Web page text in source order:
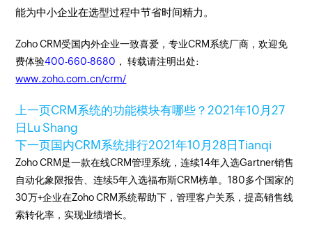
能为中小企业在选型过程中节省时间精力。
Zoho CRM受国内外企业一致喜爱，专业CRM系统厂商，欢迎免
费体验400-660-8680 ， 转载请注明出处:
www.zoho.com.cn/crm/
上一页CRM系统的功能模块有哪些？2021年10月27
日 Lu Shang
下一页国内CRM系统排行2021年10月28日Tianqi
Zoho CRM是一款在线CRM管理系统，连续14年入选Gartner销售
自动化象限报告、连续5年入选福布斯CRM榜单。180多个国家的
30万+企业在Zoho CRM系统帮助下，管理客户关系，提高销售线
索转化率，实现业绩增长。